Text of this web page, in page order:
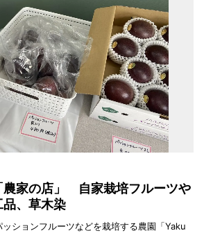
農家の店」 自家栽培フルーツや
、草木染
ションフルーツなどを栽培する農園「Yaku